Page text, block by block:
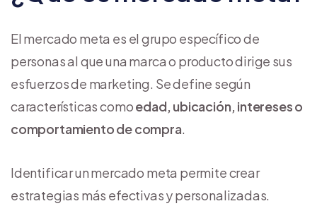
El mercado meta es el grupo específico de
personas al que una marca o producto dirige sus
esfuerzos de marketing. Se define según
características comoedad, ubicación, intereses o
comportamiento de compra.
Identificar un mercado meta permite crear
estrategias más efectivas y personalizadas.